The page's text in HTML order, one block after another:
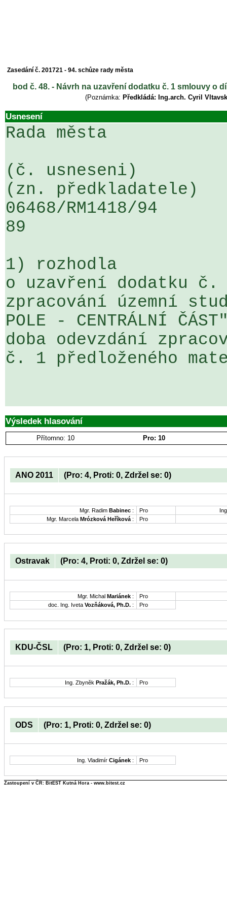
Zasedání č. 201721 - 94. schůze rady města
bod č. 48. - Návrh na uzavření dodatku č. 1 smlouvy o
(Poznámka: Předkládá: Ing.arch. Cyril
Usnesení
Rada města
(č. usneseni)
(zn. předkladatele)
06468/RM1418/
89
1) rozhodla
o uzavření dodatku
zpracování územní
POLE - CENTRÁLNÍ
doba odevzdání
č. 1 předloženého
Výsledek hlasování
Přítomno: 10 Pro: 10
ANO 2011 (Pro: 4, Proti: 0, Zdržel se: 0)
Mgr. Radim Babinec : Pro
Mgr. Marcela Mrózková Heříková : Pro
Ostravak (Pro: 4, Proti: 0, Zdržel se: 0)
Mgr. Michal Mariánek :
Pro
doc. Ing. Iveta Vozňáková, Ph.D. : Pro
KDU-ČSL (Pro: 1, Proti: 0, Zdržel se: 0)
Ing. Zbyněk Pražák, Ph.D. : Pro
ODS (Pro: 1, Proti: 0, Zdržel se: 0)
Ing. Vladimír Cigánek : Pro
Zastoupení v ČR: BitEST Kutná Hora - www.bitest.cz